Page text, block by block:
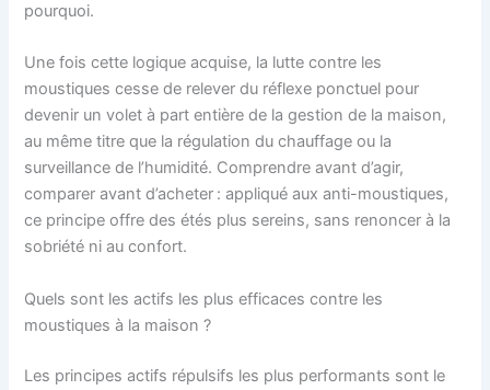
pourquoi.
Une fois cette logique acquise, la lutte contre les
moustiques cesse de relever du réflexe ponctuel pour
devenir un volet à part entière de la gestion de la maison,
au même titre que la régulation du chauffage ou la
surveillance de l’humidité. Comprendre avant d’agir,
comparer avant d’acheter : appliqué aux anti-moustiques,
ce principe offre des étés plus sereins, sans renoncer à la
sobriété ni au confort.
Quels sont les actifs les plus efficaces contre les
moustiques à la maison ?
Les principes actifs répulsifs les plus performants sont le